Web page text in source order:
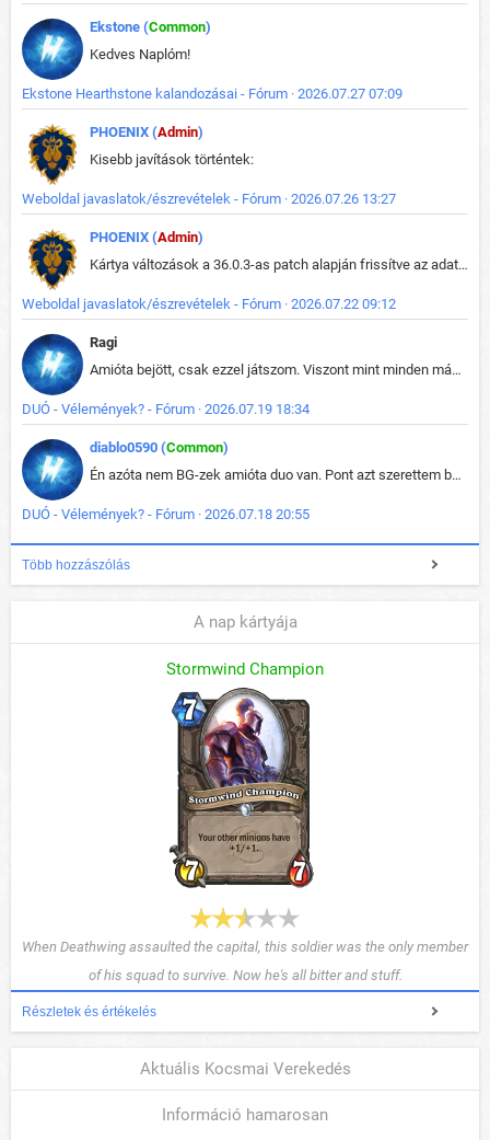
Ekstone (Common)
Kedves Naplóm!
Ekstone Hearthstone kalandozásai - Fórum · 2026.07.27 07:09
PHOENIX (Admin)
Kisebb javítások történtek:
Weboldal javaslatok/észrevételek - Fórum · 2026.07.26 13:27
PHOENIX (Admin)
Kártya változások a 36.0.3-as patch alapján frissítve az adatbázisban (képek is cserélve).
Weboldal javaslatok/észrevételek - Fórum · 2026.07.22 09:12
Ragi
Amióta bejött, csak ezzel játszom. Viszont mint minden más - akár az alapjáték is, ez is baromira összetett lett. Néha már pár kör után is esélytelen az egész. Vagy irreállisan túltápol valaki, vagy lelép a partner, vagy csak hülye mint a segg. És amikor eljönne az én időm, na akkor jön el mindenki másé is. Engem jobban érdekelne, hogy ki milyen ratingen szokott játszani. Na ez lenne egy érdekes adat.
DUÓ - Vélemények? - Fórum · 2026.07.19 18:34
diablo0590 (Common)
Én azóta nem BG-zek amióta duo van. Pont azt szerettem benne, hogy rajtam múlik mi történik, nem pedig a társamon. Kérem vissza a régi BG-t :D
DUÓ - Vélemények? - Fórum · 2026.07.18 20:55
Több hozzászólás
A nap kártyája
Stormwind Champion
When Deathwing assaulted the capital, this soldier was the only member
of his squad to survive. Now he's all bitter and stuff.
Részletek és értékelés
Aktuális Kocsmai Verekedés
Információ hamarosan